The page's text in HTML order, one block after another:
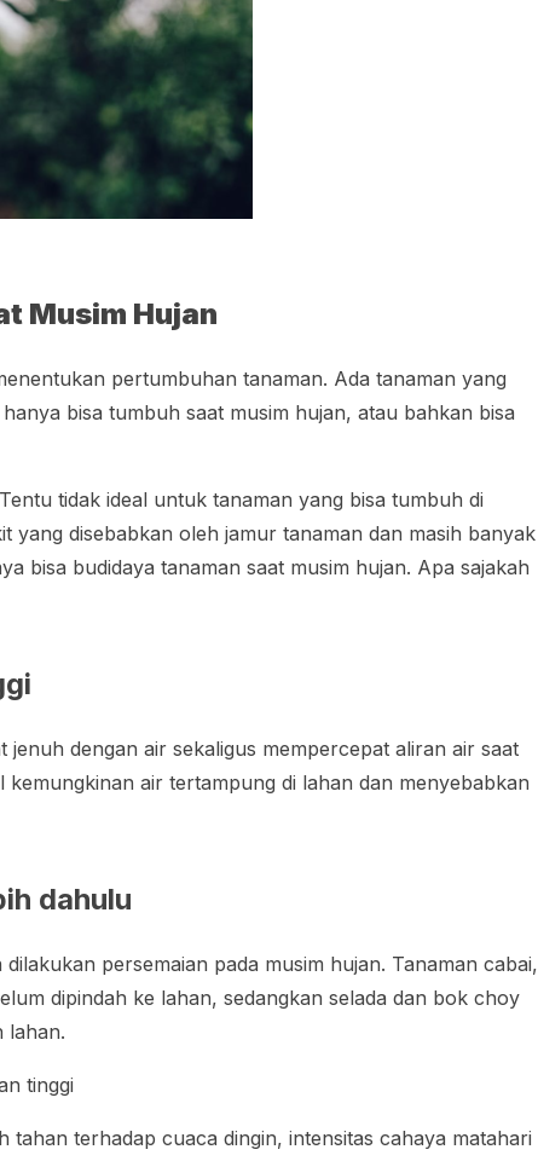
Musim Hujan
pertumbuhan tanaman. Ada tanaman yang
bisa tumbuh saat musim hujan, atau bahkan bisa
tidak ideal untuk tanaman yang bisa tumbuh di
yang disebabkan oleh jamur tanaman dan masih banyak
bisa budidaya tanaman saat musim hujan. Apa sajakah
dengan air sekaligus mempercepat aliran air saat
air tertampung di lahan dan menyebabkan
dahulu
persemaian pada musim hujan. Tanaman cabai,
dipindah ke lahan, sedangkan selada dan bok choy
lahan.
tinggi
tahan terhadap cuaca dingin, intensitas cahaya matahari